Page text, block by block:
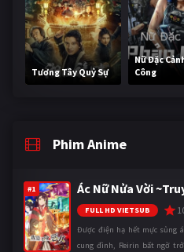
Tương Tây Quỷ Sự
Nữ Đặc
Công
Phim Anime
#1 Ác Nữ Nửa Vời
FULL HD VIETSUB
Được điện hạ hết mực sủng
cung đình, Reirin bất ngờ